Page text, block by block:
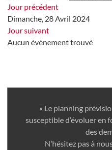
Jour précédent
Dimanche, 28 Avril 2024
Jour suivant
Aucun évènement trouvé
« Le planning
susceptible d’évoluer en
des
N’hésitez pas à